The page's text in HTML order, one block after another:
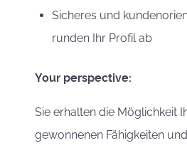
Sicheres und
runden Ihr Profil ab
Your perspective:
Sie erhalten die Möglichkeit
gewonnenen Fähigkeiten